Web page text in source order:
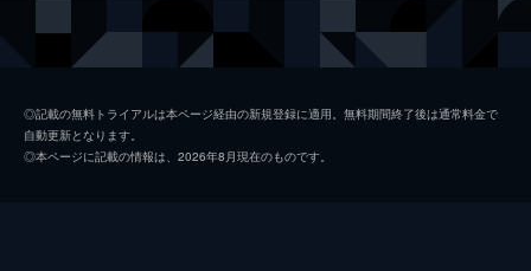
監督
◎記載の無料トライアルは本ページ経由の新規登録に適用。無料期間終了後は通常料金で
自動更新となります。
◎本ページに記載の情報は、2026年8月現在のものです。